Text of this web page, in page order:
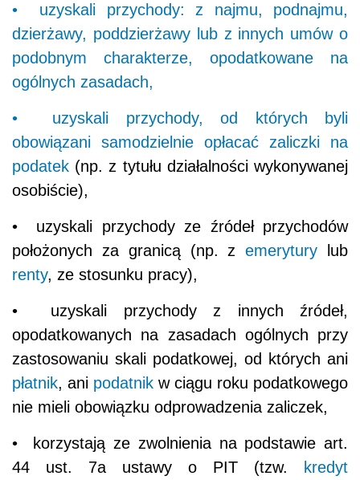
• uzyskali przychody: z najmu, podnajmu,
dzierżawy, poddzierżawy lub z innych umów o
podobnym charakterze, opodatkowane na
ogólnych zasadach,
• uzyskali przychody, od których byli
obowiązani samodzielnie opłacać zaliczki na
podatek (np. z tytułu działalności wykonywanej
osobiście),
• uzyskali przychody ze źródeł przychodów
położonych za granicą (np. zemerytury lub
renty, ze stosunku pracy),
• uzyskali przychody z innych źródeł,
opodatkowanych na zasadach ogólnych przy
zastosowaniu skali podatkowej, od których ani
płatnik, ani podatnik w ciągu roku podatkowego
nie mieli obowiązku odprowadzenia zaliczek,
• korzystają ze zwolnienia na podstawie art.
44 ust. 7a ustawy o PIT (tzw.
kredyt